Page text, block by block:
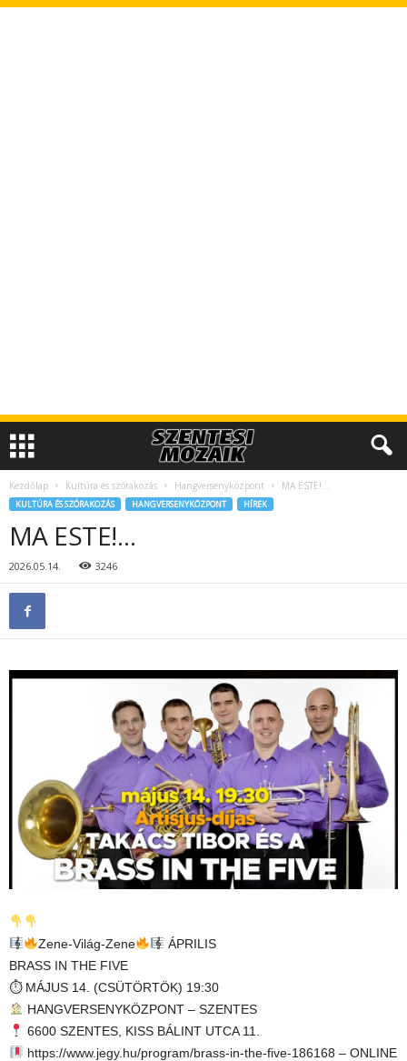
Kezdőlap Kultúra és szórakozás Hangversenyközpont MA ESTE!…
KULTÚRA ÉS SZÓRAKOZÁS HANGVERSENYKÖZPONT HÍREK
MA ESTE!…
2026.05.14. 3246
Zene-Világ-Zene
ÁPRILIS
BRASS IN THE FIVE
⏱ MÁJUS 14. (CSÜTÖRTÖK) 19:30
HANGVERSENYKÖZPONT – SZENTES
6600 SZENTES, KISS BÁLINT UTCA 11.
https://www.jegy.hu/program/brass-in-the-five-186168 – ONLINE